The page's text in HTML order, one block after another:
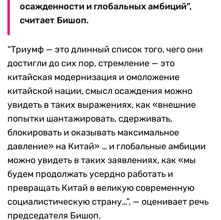
осажденности и глобальных амбиций”,
считает Бишоп.
“Триумф — это длинный список того, чего они
достигли до сих пор, стремление — это
китайская модернизация и омоложение
китайской нации, смысл осаждения можно
увидеть в таких выражениях, как «внешние
попытки шантажировать, сдерживать,
блокировать и оказывать максимальное
давление» на Китай» … и глобальные амбиции
можно увидеть в таких заявлениях, как «мы
будем продолжать усердно работать и
превращать Китай в великую современную
социалистическую страну…”, — оценивает речь
председателя Бишоп.